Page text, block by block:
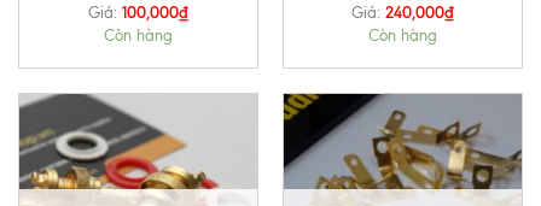
Giá: 100,000₫
Còn hàng
Giá: 240,000₫
Còn hàng